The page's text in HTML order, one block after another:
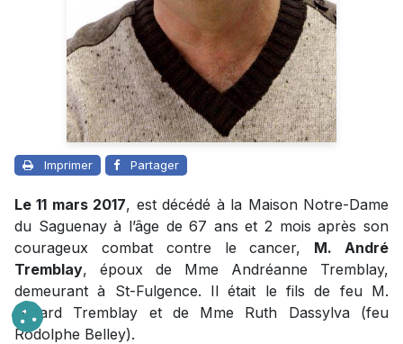
Imprimer Partager
Le 11 mars 2017, est décédé à la Maison Notre-Dame
du Saguenay à l’âge de 67 ans et 2 mois après son
courageux combat contre le cancer, M. André
Tremblay, époux de Mme Andréanne Tremblay,
demeurant à St-Fulgence. Il était le fils de feu M.
Gérard Tremblay et de Mme Ruth Dassylva (feu
Rodolphe Belley).